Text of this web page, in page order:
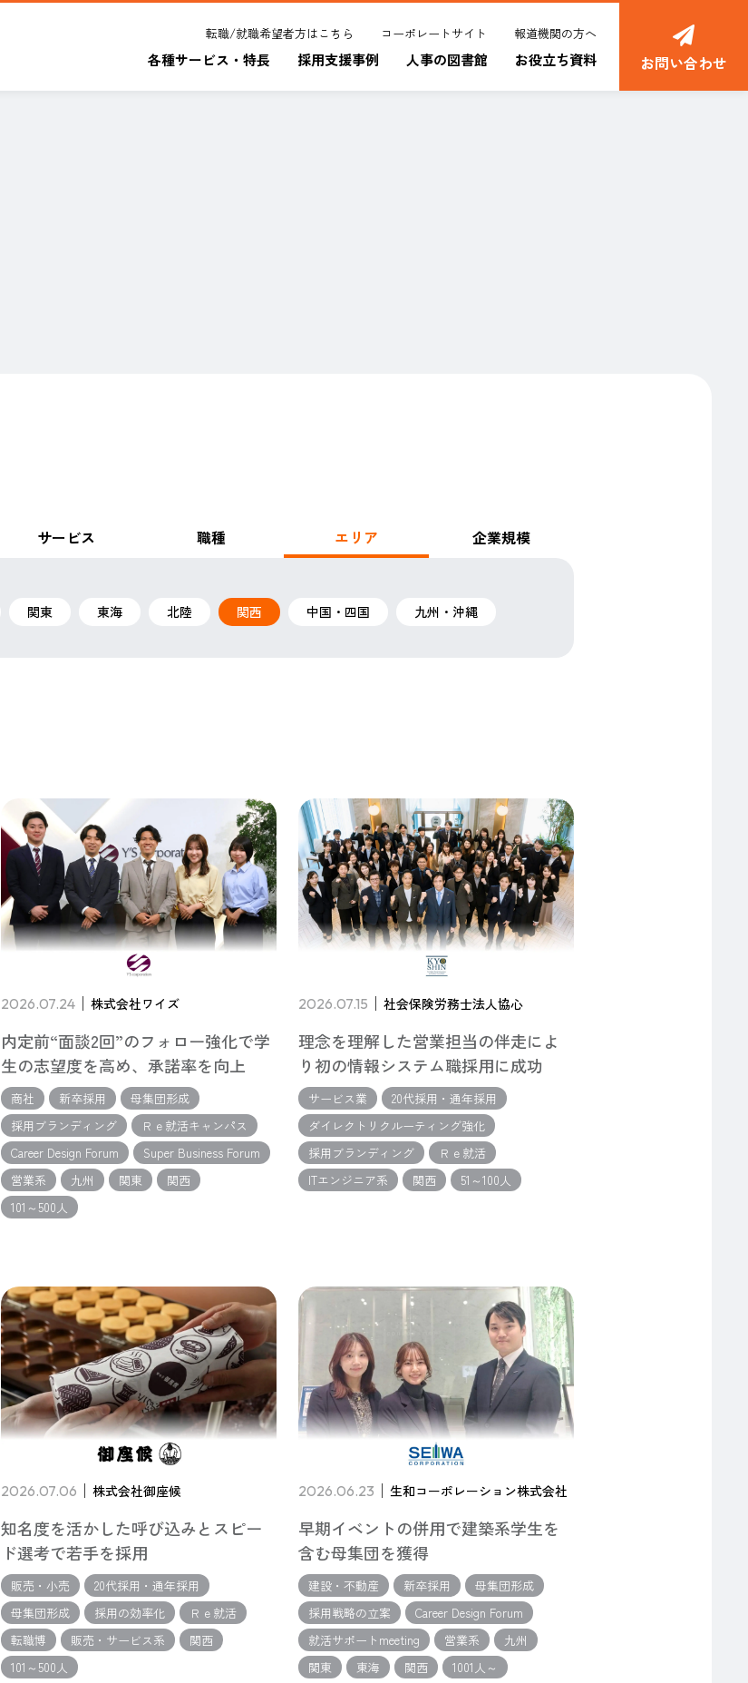
転職/就職希望者方はこちら コーポレートサイト 報道機関の方へ
各種サービス・特長 採用支援事例 人事の図書館 お役立ち資料 お問い合わせ
サービス 職種 エリア 企業規模
関東 東海 北陸 関西 中国・四国 九州・沖縄
2026.07.24 株式会社ワイズ
内定前“面談2回”のフォロー強化で学
生の志望度を高め、承諾率を向上
商社 新卒採用
母集団形成
採用ブランディング
Ｒｅ就活キャンパス
Career Design Forum
Super Business Forum
営業系
九州 関東
関西
101～500人
2026.07.15 社会保険労務士法人協心
理念を理解した営業担当の伴走によ
り初の情報システム職採用に成功
サービス業
20代採用・通年採用
ダイレクトリクルーティング強化
採用ブランディング
Ｒｅ就活
ITエンジニア系
関西 51～100人
2026.07.06 株式会社御座候
知名度を活かした呼び込みとスピー
ド選考で若手を採用
販売・小売
20代採用・通年採用
母集団形成
採用の効率化
Ｒｅ就活
転職博
販売・サービス系
関西
101～500人
2026.06.23 生和コーポレーション株式会社
早期イベントの併用で建築系学生を
含む母集団を獲得
建設・不動産 新卒採用
母集団形成
採用戦略の立案
Career Design Forum
就活サポートmeeting
営業系
九州
関東
東海 関西 1001人～